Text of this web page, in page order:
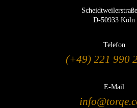
D-50933 Köln
Telefon
(+49) 221 990
E-Mail